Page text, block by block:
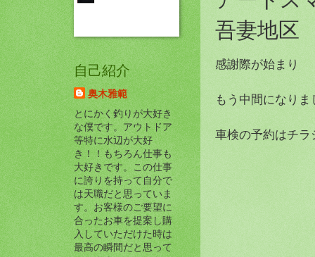
吾妻地
感謝際が始まり
もう中間になりま
車検の予約はチ
自己紹介
奥木雅範
とにかく釣りが大好き
な僕です。アウトドア
等特に水辺が大好
き！！もちろん仕事も
大好きです。この仕事
に誇りを持って自分で
は天職だと思っていま
す。お客様のご要望に
合ったお車を提案し購
入していただけた時は
最高の瞬間だと思って